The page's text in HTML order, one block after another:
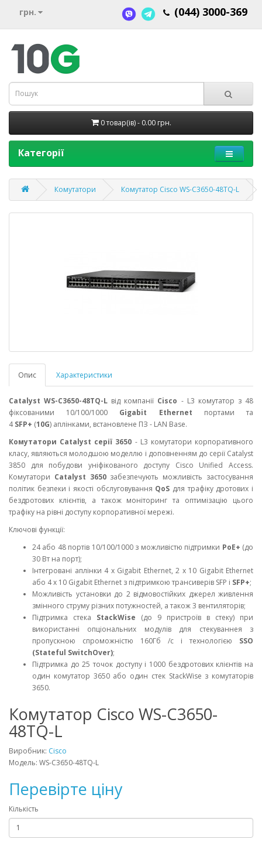
грн. (044) 3000-369
0 товар(ів) - 0.00 грн.
Категорії
Комутатори Комутатор Cisco WS-C3650-48TQ-L
Опис Характеристики
Catalyst WS-C3650-48TQ-L від компанії Cisco - L3 комутатор з 48
фіксованими 10/100/1000 Gigabit Ethernet портами та
4SFP+ (10G) аплінками, встановлене ПЗ - LAN Base.
Комутатори Catalyst серії 3650 - L3 комутатори корпоративного
класу, являються молодшою ​​моделлю і доповненням до серії Catalyst
3850 для побудови уніфікованого доступу Cisco Unified Access.
Комутатори Catalyst 3650забезпечують можливість застосування
політик безпеки і якості обслуговування QoS для трафіку дротових і
бездротових клієнтів, а також моніторинг та оптимізацію цього
трафіку на рівні доступу корпоративної мережі.
Ключові функції:
24 або 48 портів 10/100/1000 з можливістю підтримки PoE+ (до
30 Вт на порт);
Інтегровані аплінки 4 x Gigabit Ethernet, 2 x 10 Gigabit Ethernet
або 4 x 10 Gigabit Ethernet з підтримкою трансиверів SFP і SFP+;
Можливість установки до 2 відмовостійких джерел живлення
змінного струму різних потужностей, а також 3 вентиляторів;
Підтримка стека StackWise (до 9 пристроїв в стеку) при
використанні опціональних модулів для стекуваннея з
пропускною спроможністю 160Гб /с і технологією SSO
(Stateful SwitchOver);
Підтримка до 25 точок доступу і 1000 бездротових клієнтів на
один комутатор 3650 або один стек StackWise з комутаторів
3650.
Комутатор Cisco WS-C3650-
48TQ-L
Виробник: Cisco
Модель: WS-C3650-48TQ-L
Перевірте ціну
Кількість